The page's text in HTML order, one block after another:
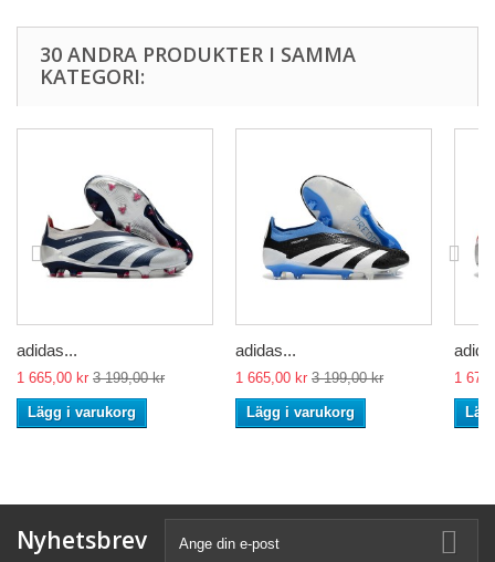
30 ANDRA PRODUKTER I SAMMA
KATEGORI:
adidas...
1 665,00 kr 3 199,00 kr
Lägg i varukorg
adidas...
1 665,00 kr 3 199,00 kr
Lägg i varukorg
1
Nyhetsbrev